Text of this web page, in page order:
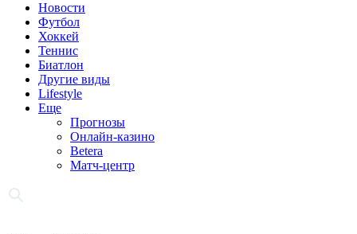
Новости
Футбол
Хоккей
Теннис
Биатлон
Другие виды
Lifestyle
Еще
Прогнозы
Онлайн-казино
Betera
Матч-центр